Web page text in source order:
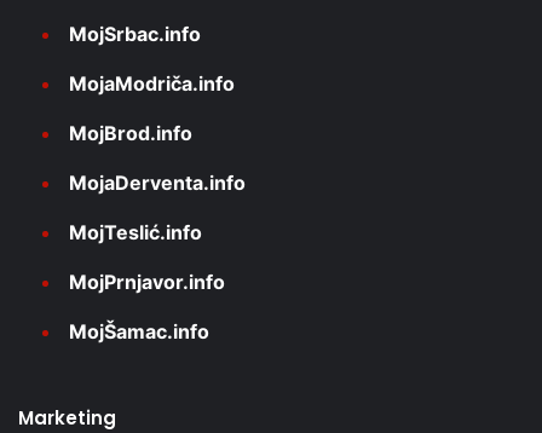
MojSrbac.info
MojaModriča.info
MojBrod.info
MojaDerventa.info
MojTeslić.info
MojPrnjavor.info
MojŠamac.info
Marketing